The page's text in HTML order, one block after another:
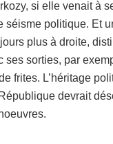
si elle venait à
séisme politique. Et
plus à droite,
ses sorties, par
frites. L’héritage
devrait